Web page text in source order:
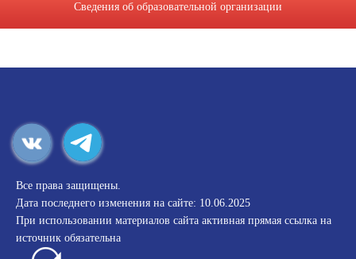
Сведения об образовательной организации
Все права защищены.
Дата последнего изменения на сайте: 10.06.2025
При использовании материалов сайта активная прямая ссылка на
источник обязательна